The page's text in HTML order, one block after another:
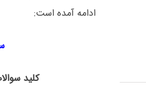
ادامه آمده است:
کلید